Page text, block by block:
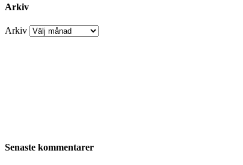
Arkiv
Arkiv
Senaste kommentarer